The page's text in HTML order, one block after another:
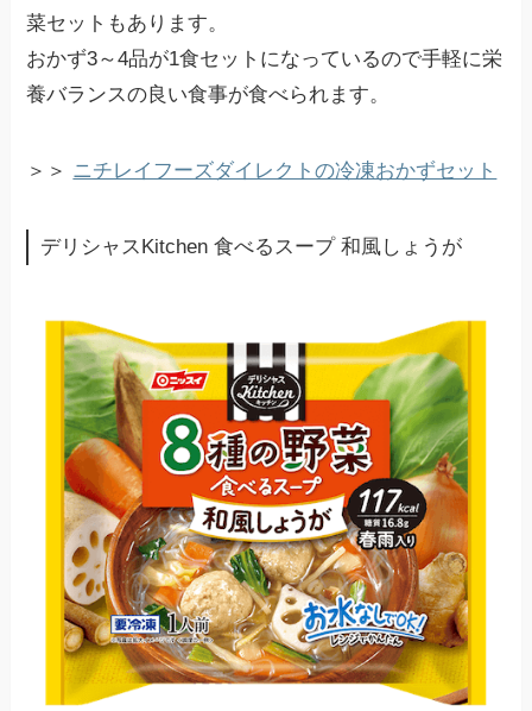
菜セットもあります。
おかず3～4品が1食セットになっているので手軽に栄
養バランスの良い食事が食べられます。
＞＞ ニチレイフーズダイレクトの冷凍おかずセット
デリシャスKitchen 食べるスープ 和風しょうが